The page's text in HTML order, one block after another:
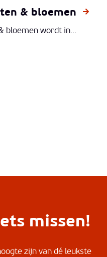
& bloemen
bloemen wordt in...
missen!
zijn van dé leukste